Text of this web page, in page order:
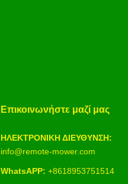
Επικοινωνήστε μαζί μας
ΗΛΕΚΤΡΟΝΙΚΗ ΔΙΕΥΘΥΝΣΗ:
info@remote-mower.com
WhatsAPP: +8618953751514